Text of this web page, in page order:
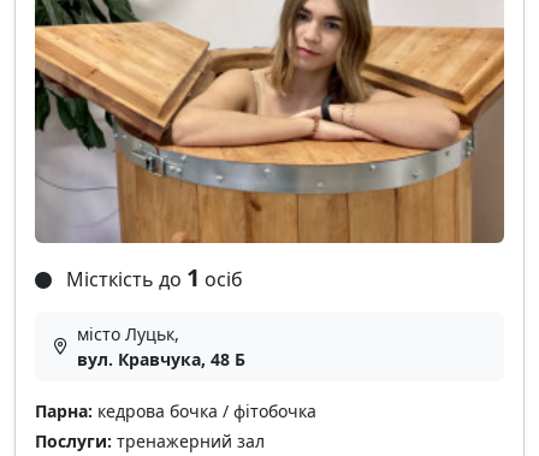
Місткість до 1 осіб
місто Луцьк,
вул. Кравчука, 48 Б
Парна: кедрова бочка / фітобочка
Послуги: тренажерний зал